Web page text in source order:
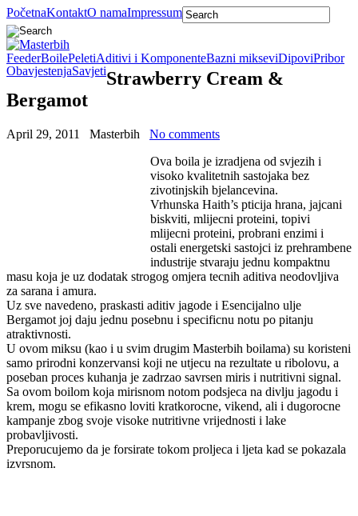
PočetnaKontaktO namaImpressum
FeederBoilePeletiAditivi i KomponenteBazni mikseviDipoviPribor
ObavjestenjaSavjetiStrawberry Cream &
Bergamot
April 29, 2011 Masterbih
No comments
Ova boila je izradjena od svjezih i
visoko kvalitetnih sastojaka bez
zivotinjskih bjelancevina.
Vrhunska Haith’s pticija hrana, jajcani
biskviti, mlijecni proteini, topivi
mlijecni proteini, probrani enzimi i
ostali energetski sastojci iz prehrambene
industrije stvaraju jednu kompaktnu
masu koja je uz dodatak strogog omjera tecnih aditiva neodovljiva
za sarana i amura.
Uz sve navedeno, praskasti aditiv jagode i Esencijalno ulje
Bergamot joj daju jednu posebnu i specificnu notu po pitanju
atraktivnosti.
U ovom miksu (kao i u svim drugim Masterbih boilama) su koristeni
samo prirodni konzervansi koji ne utjecu na rezultate u ribolovu, a
poseban proces kuhanja je zadrzao savrsen miris i nutritivni signal.
Sa ovom boilom koja mirisnom notom podsjeca na divlju jagodu i
krem, mogu se efikasno loviti kratkorocne, vikend, ali i dugorocne
kampanje zbog svoje visoke nutritivne vrijednosti i lake
probavljivosti.
Preporucujemo da je forsirate tokom proljeca i ljeta kad se pokazala
izvrsnom.